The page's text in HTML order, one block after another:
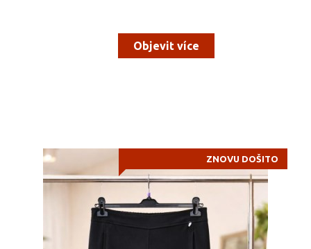
Objevit více
ZNOVU DOŠITO